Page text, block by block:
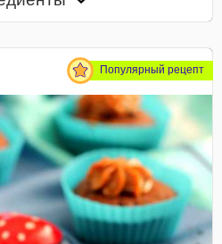
Популярный рецепт